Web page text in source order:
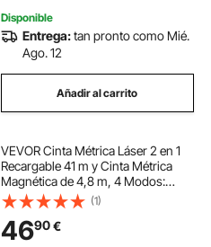
Disponible
Entrega:tan pronto como Mié.
Ago. 12
Añadir al carrito
VEVOR Cinta Métrica Láser 2 en 1
Recargable 41 m y Cinta Métrica
Magnética de 4,8 m, 4 Modos:
Longitud, Área, Volumen, Continuo,
Pies/Pulgadas/Metros/Pies+Pulgad
as, para Exteriores y Decoración
(1)
4690€